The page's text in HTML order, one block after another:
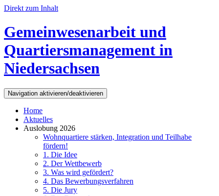
Direkt zum Inhalt
Gemeinwesenarbeit und
Quartiersmanagement in
Niedersachsen
Navigation aktivieren/deaktivieren
Home
Aktuelles
Auslobung 2026
Wohnquartiere stärken, Integration und Teilhabe
fördern!
1. Die Idee
2. Der Wettbewerb
3. Was wird gefördert?
4. Das Bewerbungsverfahren
5. Die Jury